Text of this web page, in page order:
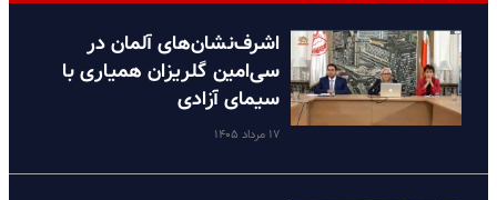
اشرف‌نشان‌های آلمان در
سی‌امین گلریزان همیاری با
سیمای آزادی
۱۷ مرداد ۱۴۰۵